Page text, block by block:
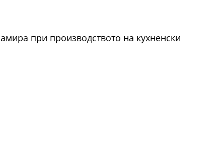
при производството на кухненски